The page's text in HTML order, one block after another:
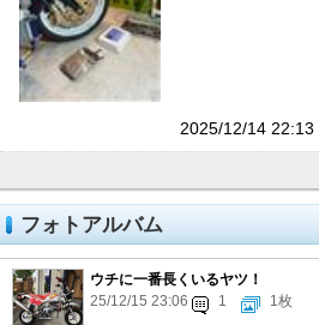
2025/12/14 22:13
フォトアルバム
ウチに一番長くいるヤツ！
25/12/15 23:06
1 1枚